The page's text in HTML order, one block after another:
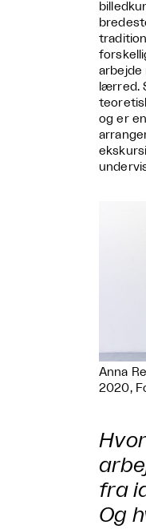
arbejde
lærred.
og er
Anna
2020,
fra
Og